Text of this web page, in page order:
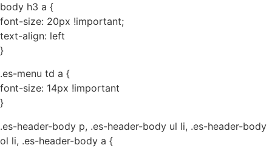
body h3 a {
font-size: 20px !important;
text-align: left
}
.es-menu td a {
font-size: 14px !important
}
.es-header-body p, .es-header-body ul li, .es-header-body
ol li, .es-header-body a {